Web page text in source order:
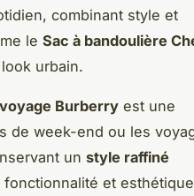
combinant style et
le Sac à bandoulière
urbain.
Burberry est une
de week-end ou les
un style raffiné
fonctionnalité et